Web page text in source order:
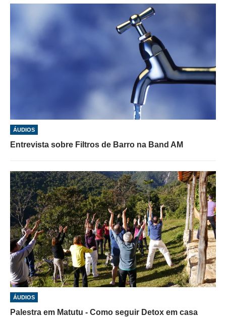
ÁUDIOS
Entrevista sobre Filtros de Barro na Band AM
ÁUDIOS
Palestra em Matutu - Como seguir Detox em casa